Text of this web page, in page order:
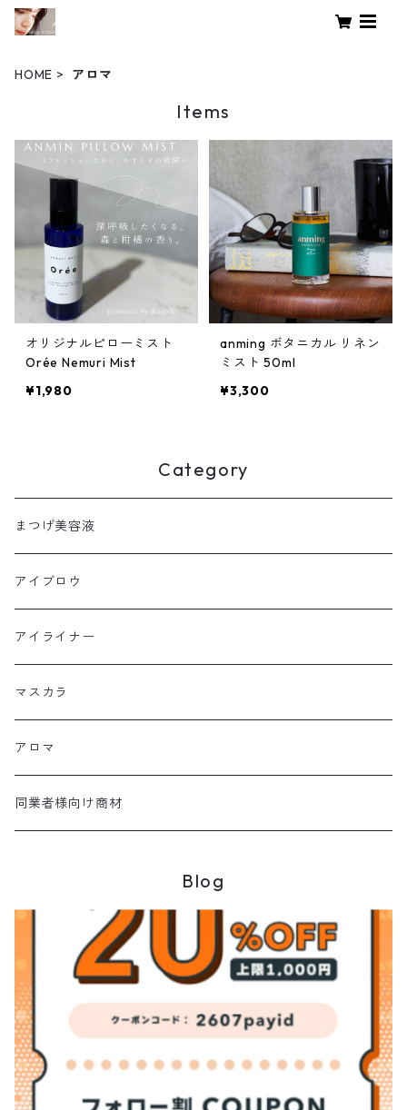
HOME アロマ
Items
オリジナルピローミスト
Orée Nemuri Mist
¥1,980
anming ボタニカル リネン
ミスト 50ml
¥3,300
Category
まつげ美容液
アイブロウ
アイライナー
マスカラ
アロマ
同業者様向け商材
Blog